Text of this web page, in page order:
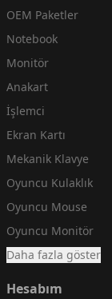
OEM Paketler
Notebook
Monitör
Anakart
İşlemci
Ekran Kartı
Mekanik Klavye
Oyuncu Kulaklık
Oyuncu Mouse
Oyuncu Monitör
Daha fazla göster
Hesabım